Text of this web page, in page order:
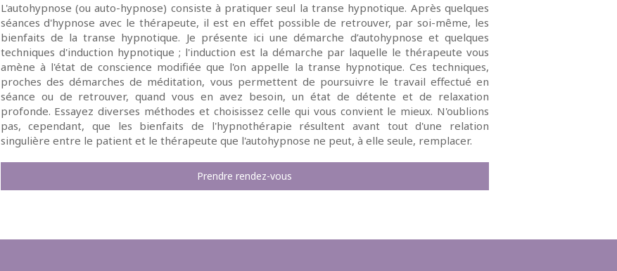
L'autohypnose (ou auto-hypnose) consiste à pratiquer seul la transe hypnotique. Après quelques
séances d'hypnose avec le thérapeute, il est en effet possible de retrouver, par soi-même, les
bienfaits de la transe hypnotique. Je présente ici une démarche d’autohypnose et quelques
techniques d'induction hypnotique ; l'induction est la démarche par laquelle le thérapeute vous
amène à l'état de conscience modifiée que l'on appelle la transe hypnotique. Ces techniques,
proches des démarches de méditation, vous permettent de poursuivre le travail effectué en
séance ou de retrouver, quand vous en avez besoin, un état de détente et de relaxation
profonde. Essayez diverses méthodes et choisissez celle qui vous convient le mieux. N'oublions
pas, cependant, que les bienfaits de l'hypnothérapie résultent avant tout d'une relation
singulière entre le patient et le thérapeute que l'autohypnose ne peut, à elle seule, remplacer.
Prendre rendez-vous